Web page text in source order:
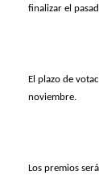
finalizar el
El plazo de
noviembre.
Los premios